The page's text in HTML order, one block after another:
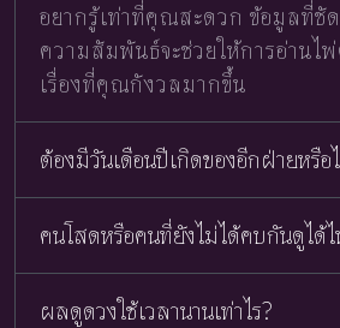
อยากรู้เท่าที่คุณสะดวก ข้อมูลที่ชั
ความสัมพันธ์จะช่วยให้การอ่านไ
เรื่องที่คุณกังวลมากขึ้น
ต้องมีวันเดือนปีเกิดของอีกฝ่ายหรือ
คนโสดหรือคนที่ยังไม่ได้คบกันดูได้
ผลดูดวงใช้เวลานานเท่าไร?